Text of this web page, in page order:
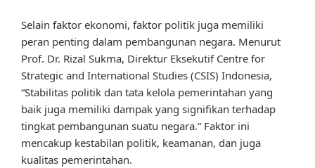
Selain faktor ekonomi, faktor politik juga memiliki
peran penting dalam pembangunan negara. Menurut
Prof. Dr. Rizal Sukma, Direktur Eksekutif Centre for
Strategic and International Studies (CSIS) Indonesia,
“Stabilitas politik dan tata kelola pemerintahan yang
baik juga memiliki dampak yang signifikan terhadap
tingkat pembangunan suatu negara.” Faktor ini
mencakup kestabilan politik, keamanan, dan juga
kualitas pemerintahan.